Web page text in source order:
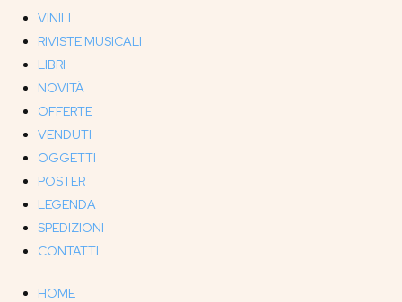
VINILI
RIVISTE MUSICALI
LIBRI
NOVITÀ
OFFERTE
VENDUTI
OGGETTI
POSTER
LEGENDA
SPEDIZIONI
CONTATTI
HOME